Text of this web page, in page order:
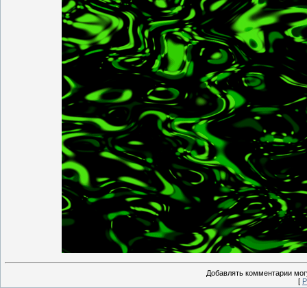
Добавлять комментарии
[